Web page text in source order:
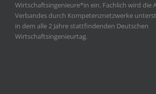
Wirtschaftsingenieure*in ein. Fachlich wird die
Verbandes durch Kompetenznetzwerke
in dem alle 2 Jahre stattfindenden Deutschen
Wirtschaftsingenieurtag.